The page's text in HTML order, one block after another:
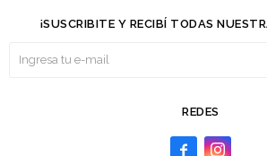
REDES
 
¡SUSCRIBITE Y RECIBÍ TODAS